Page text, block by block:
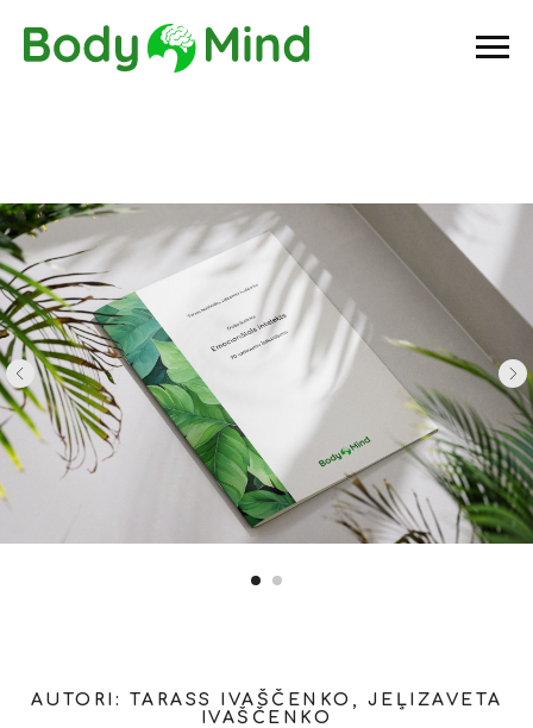
AUTORI: TARASS IVAŠČENKO, JEĻIZAVETA
IVAŠČENKO